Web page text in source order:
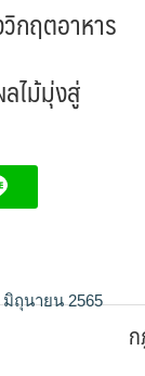
กฤตอาหาร
ไม้มุ่งสู่
มิถุนายน 2565